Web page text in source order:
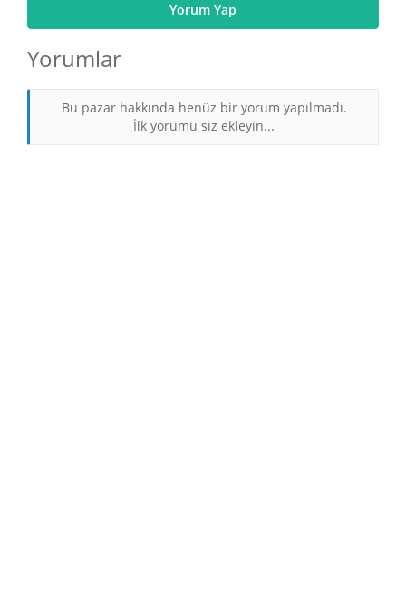
Yorum Yap
Yorumlar
Bu pazar hakkında henüz bir yorum yapılmadı.
İlk yorumu siz ekleyin...